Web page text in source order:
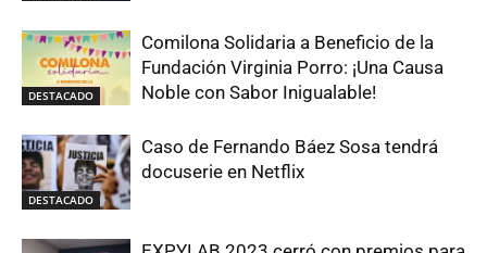
DESTACADO
Comilona Solidaria a Beneficio de la
Fundación Virginia Porro: ¡Una Causa
Noble con Sabor Inigualable!
DESTACADO
Caso de Fernando Báez Sosa tendrá
docuserie en Netflix